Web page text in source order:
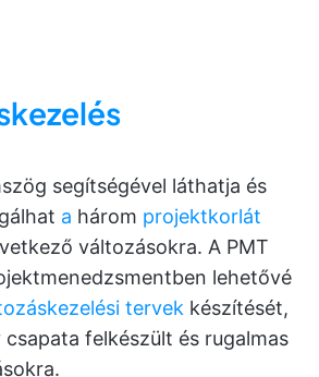
segítségével láthatja és
a három projektkorlát
változásokra. A PMT
lehetővé
tervek készítését,
felkészült és rugalmas